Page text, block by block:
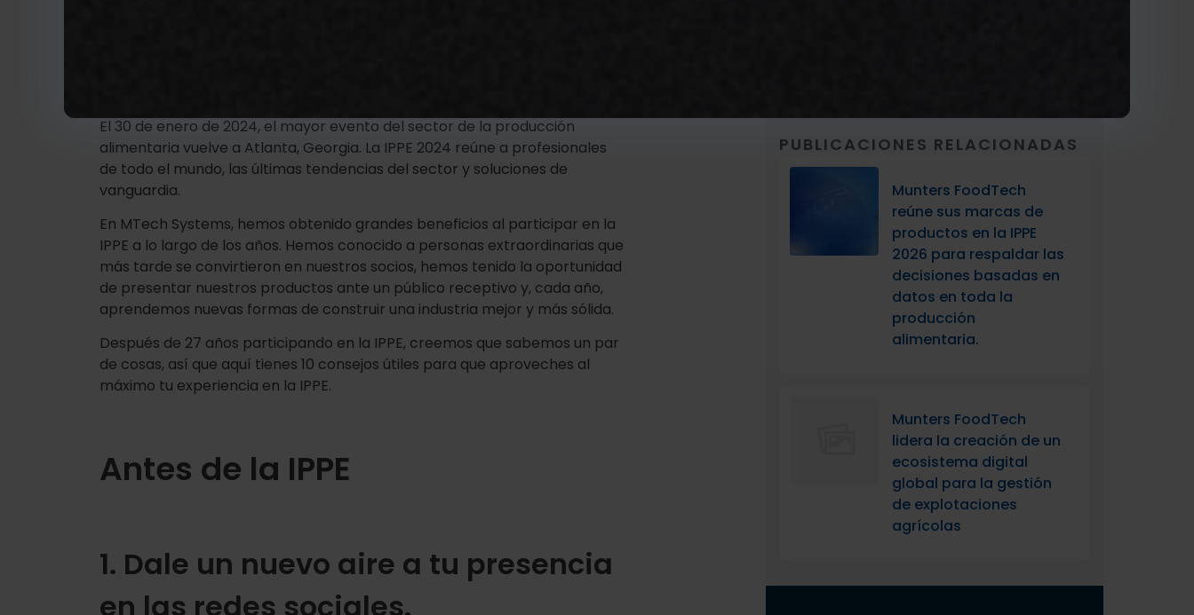
El 30 de enero de 2024, el mayor evento del sector de la producción
alimentaria vuelve a Atlanta, Georgia. La IPPE 2024 reúne a profesionales
de todo el mundo, las últimas tendencias del sector y soluciones de
vanguardia.
En MTech Systems, hemos obtenido grandes beneficios al participar en la
IPPE a lo largo de los años. Hemos conocido a personas extraordinarias que
más tarde se convirtieron en nuestros socios, hemos tenido la oportunidad
de presentar nuestros productos ante un público receptivo y, cada año,
aprendemos nuevas formas de construir una industria mejor y más sólida.
Después de 27 años participando en la IPPE, creemos que sabemos un par
de cosas, así que aquí tienes 10 consejos útiles para que aproveches al
máximo tu experiencia en la IPPE.
Antes de la IPPE
1. Dale un nuevo aire a tu presencia
en las redes sociales.
PUBLICACIONES RELACIONADAS
Munters FoodTech
reúne sus marcas de
productos en la IPPE
2026 para respaldar las
decisiones basadas en
datos en toda la
producción
alimentaria.
Munters FoodTech
lidera la creación de un
ecosistema digital
global para la gestión
de explotaciones
agrícolas